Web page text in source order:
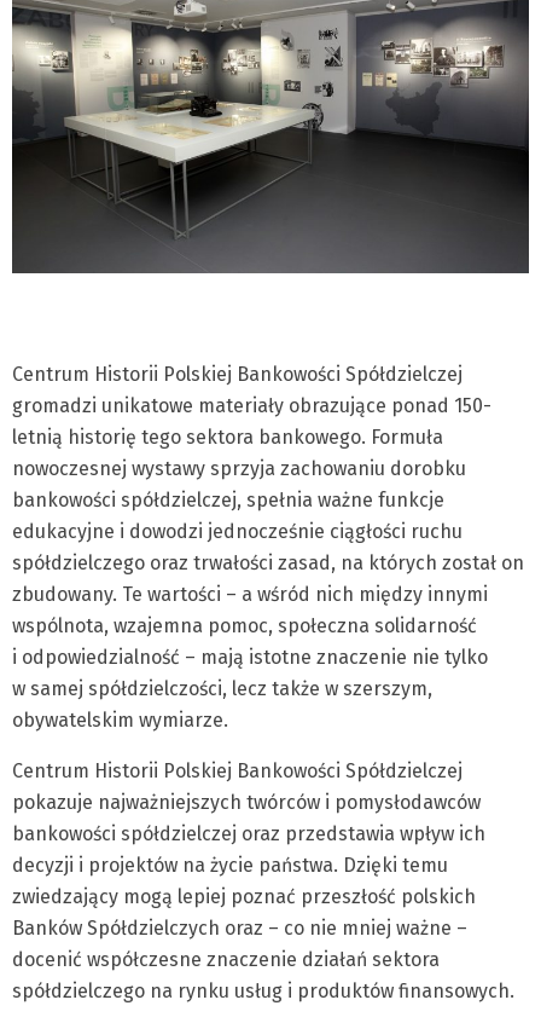
Centrum Historii Polskiej Bankowości Spółdzielczej
gromadzi unikatowe materiały obrazujące ponad 150-
letnią historię tego sektora bankowego. Formuła
nowoczesnej wystawy sprzyja zachowaniu dorobku
bankowości spółdzielczej, spełnia ważne funkcje
edukacyjne i dowodzi jednocześnie ciągłości ruchu
spółdzielczego oraz trwałości zasad, na których został on
zbudowany. Te wartości – a wśród nich między innymi
wspólnota, wzajemna pomoc, społeczna solidarność
i odpowiedzialność – mają istotne znaczenie nie tylko
w samej spółdzielczości, lecz także w szerszym,
obywatelskim wymiarze.
Centrum Historii Polskiej Bankowości Spółdzielczej
pokazuje najważniejszych twórców i pomysłodawców
bankowości spółdzielczej oraz przedstawia wpływ ich
decyzji i projektów na życie państwa. Dzięki temu
zwiedzający mogą lepiej poznać przeszłość polskich
Banków Spółdzielczych oraz – co nie mniej ważne –
docenić współczesne znaczenie działań sektora
spółdzielczego na rynku usług i produktów finansowych.